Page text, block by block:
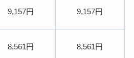
9,157円 9,157円
8,561円 8,561円